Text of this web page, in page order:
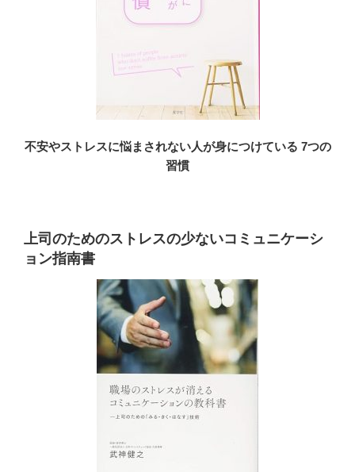
不安やストレスに悩まされない人が身につけている 7つの
習慣
上司のためのストレスの少ないコミュニケーシ
ョン指南書